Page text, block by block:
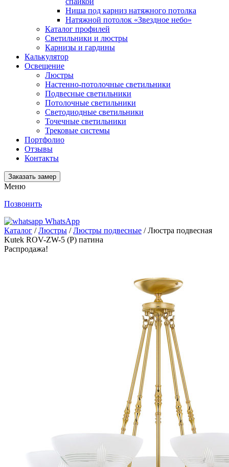
Ниша под карниз натяжного потолка
Натяжной потолок «Звездное небо»
Каталог профилей
Светильники и люстры
Карнизы и гардины
Калькулятор
Освещение
Люстры
Настенно-потолочные светильники
Подвесные светильники
Потолочные светильники
Светодиодные светильники
Точечные светильники
Трековые системы
Портфолио
Отзывы
Контакты
Заказать замер
Меню
Позвонить
WhatsApp
Каталог /Люстры /Люстры подвесные / Люстра подвесная
Kutek ROV-ZW-5 (P) патина
Распродажа!